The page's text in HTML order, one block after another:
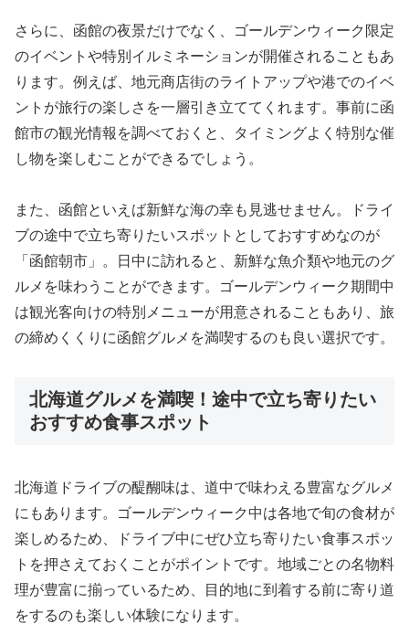
さらに、函館の夜景だけでなく、ゴールデンウィーク限定
のイベントや特別イルミネーションが開催されることもあ
ります。例えば、地元商店街のライトアップや港でのイベ
ントが旅行の楽しさを一層引き立ててくれます。事前に函
館市の観光情報を調べておくと、タイミングよく特別な催
し物を楽しむことができるでしょう。
また、函館といえば新鮮な海の幸も見逃せません。ドライ
ブの途中で立ち寄りたいスポットとしておすすめなのが
「函館朝市」。日中に訪れると、新鮮な魚介類や地元のグ
ルメを味わうことができます。ゴールデンウィーク期間中
は観光客向けの特別メニューが用意されることもあり、旅
の締めくくりに函館グルメを満喫するのも良い選択です。
北海道グルメを満喫！途中で立ち寄りたい
おすすめ食事スポット
北海道ドライブの醍醐味は、道中で味わえる豊富なグルメ
にもあります。ゴールデンウィーク中は各地で旬の食材が
楽しめるため、ドライブ中にぜひ立ち寄りたい食事スポッ
トを押さえておくことがポイントです。地域ごとの名物料
理が豊富に揃っているため、目的地に到着する前に寄り道
をするのも楽しい体験になります。